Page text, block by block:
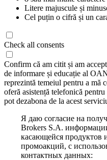
Litere majuscule și
Cel puțin o cifră și un
Check all consents
Confirm că am citit și am
de informare și educație al
reprezintă temeiul pentru a mă
oferă asistență telefonică
pot dezabona de la acest
Я даю согласие на
Brokers S.A.
касающейся продуктов
промоакций, с
контактных данных: